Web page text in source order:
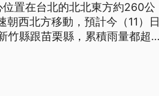
置在台北的北北東方約260公
西北方移動，預計今（11）日
竹縣跟苗栗縣，累積雨量都超